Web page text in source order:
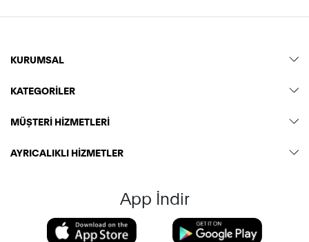
KURUMSAL
KATEGORİLER
MÜŞTERİ HİZMETLERİ
AYRICALIKLI HİZMETLER
App İndir